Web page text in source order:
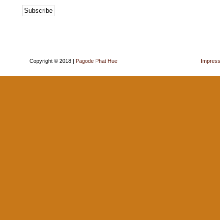
Copyright © 2018 | Pagode Phat Hue